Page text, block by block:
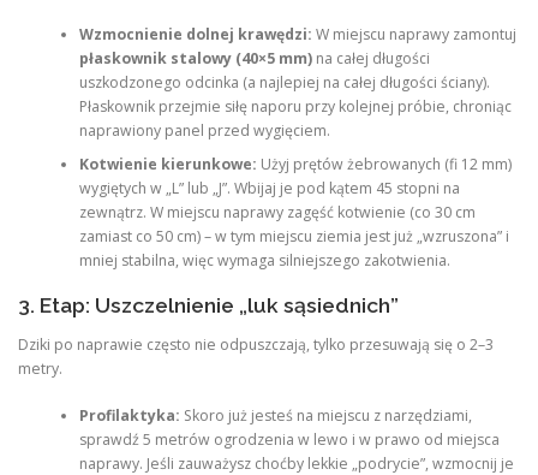
Wzmocnienie dolnej krawędzi: W miejscu naprawy zamontuj
płaskownik stalowy (40×5 mm)na całej długości
uszkodzonego odcinka (a najlepiej na całej długości ściany).
Płaskownik przejmie siłę naporu przy kolejnej próbie, chroniąc
naprawiony panel przed wygięciem.
Kotwienie kierunkowe: Użyj prętów żebrowanych (fi 12 mm)
wygiętych w „L” lub „J”. Wbijaj je pod kątem 45 stopni na
zewnątrz. W miejscu naprawy zagęść kotwienie (co 30 cm
zamiast co 50 cm) – w tym miejscu ziemia jest już „wzruszona” i
mniej stabilna, więc wymaga silniejszego zakotwienia.
3. Etap: Uszczelnienie „luk sąsiednich”
Dziki po naprawie często nie odpuszczają, tylko przesuwają się o 2–3
metry.
Profilaktyka: Skoro już jesteś na miejscu z narzędziami,
sprawdź 5 metrów ogrodzenia w lewo i w prawo od miejsca
naprawy. Jeśli zauważysz choćby lekkie „podrycie”, wzmocnij je